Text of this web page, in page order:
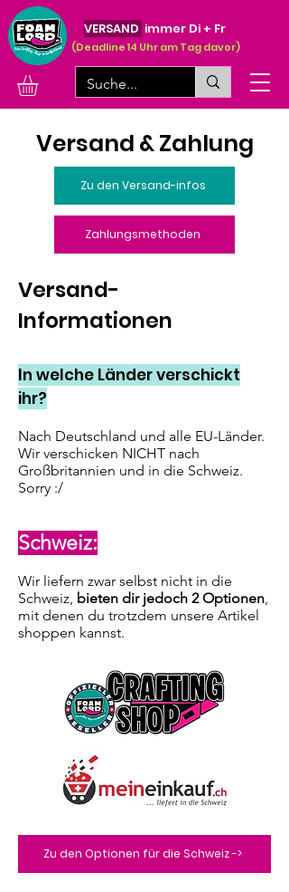
VERSAND immer Di + Fr
(Deadline 14 Uhr am Tag davor)
Versand & Zahlung
Zu den Versand-infos
Zahlungsmethoden
Versand-
Informationen
In welche Länder verschickt
ihr?
Nach Deutschland und alle EU-Länder.
Wir verschicken NICHT nach
Großbritannien und in die Schweiz.
Sorry :/
Schweiz:
Wir liefern zwar selbst nicht in die
Schweiz, bieten dir jedoch 2 Optionen,
mit denen du trotzdem unsere Artikel
shoppen kannst.
Zu den Optionen für die Schweiz ->